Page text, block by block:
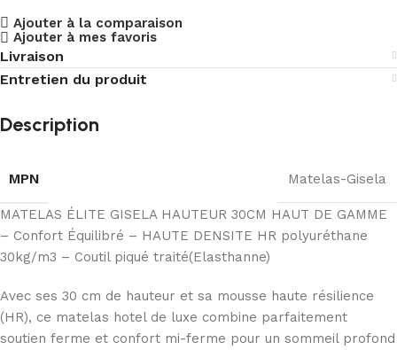
Ajouter à la comparaison
Ajouter à mes favoris
Livraison
Entretien du produit
Description
MPN Matelas-Gisela
MATELAS ÉLITE GISELA HAUTEUR 30CM HAUT DE GAMME
– Confort Équilibré – HAUTE DENSITE HR polyuréthane
30kg/m3 – Coutil piqué traité(Elasthanne)
Avec ses 30 cm de hauteur et sa mousse haute résilience
(HR), ce matelas hotel de luxe combine parfaitement
soutien ferme et confort mi-ferme pour un sommeil profond